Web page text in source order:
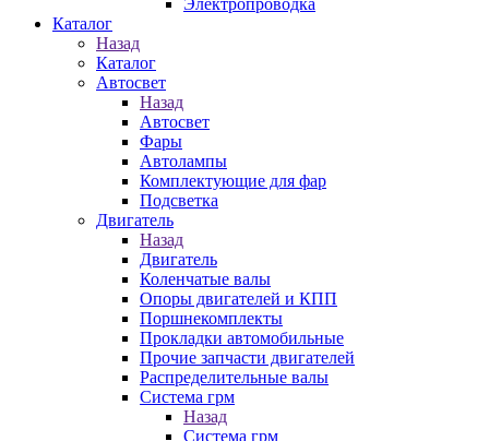
Электропроводка
Каталог
Назад
Каталог
Автосвет
Назад
Автосвет
Фары
Автолампы
Комплектующие для фар
Подсветка
Двигатель
Назад
Двигатель
Коленчатые валы
Опоры двигателей и КПП
Поршнекомплекты
Прокладки автомобильные
Прочие запчасти двигателей
Распределительные валы
Система грм
Назад
Система грм